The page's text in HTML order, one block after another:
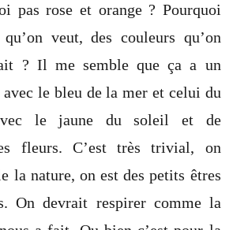
pas rose et orange ? Pourquoi
veut, des couleurs qu’on
? Il me semble que ça a un
avec le bleu de la mer et celui du
le jaune du soleil et de
fleurs. C’est très trivial, on
la nature, on est des petits êtres
On devrait respirer comme la